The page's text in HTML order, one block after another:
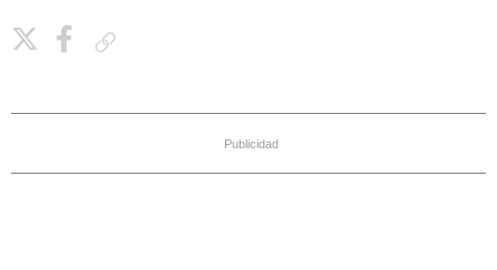
Publicidad